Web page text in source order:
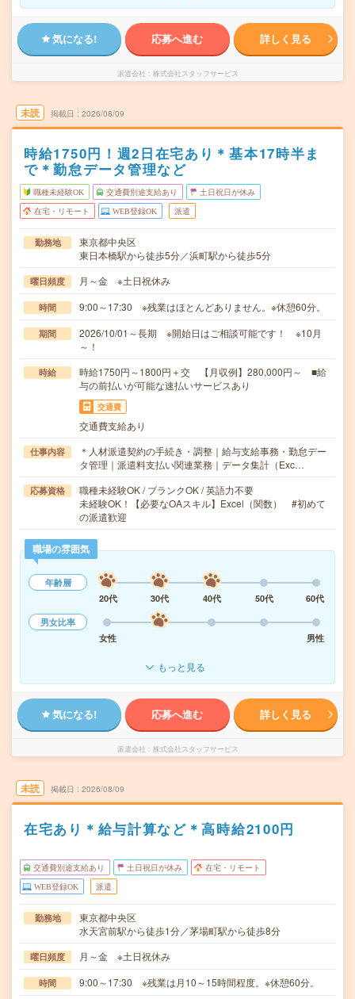
気になる! 応募へ進む 詳しく見る
派遣会社 株式会社スタッフサービス
未読 掲載日 2026/08/09
時給1750円！週2日在宅あり＊基本17時半ま
で＊勤怠データ管理など
職種未経験OK 交通費別途支給あり 土日祝日が休み
在宅・リモート WEB登録OK 派遣
勤務地
東京都中央区
東日本橋駅から徒歩5分／浜町駅から徒歩5分
曜日頻度 月～金 ※土日祝休み
時間 9:00～17:30 ※残業はほとんどありません。※休憩60分。
期間
2026/10/01～長期 ※開始日はご相談可能です！ ※10月
～！
時給
時給1750円～1800円＋交 【月収例】280,000円～ ■給
与の前払いが可能な速払いサービスあり
交通費
交通費支給あり
仕事内容
＊人材派遣契約の手続き・調整｜給与支給事務・勤怠デー
タ管理｜派遣料支払い関連業務｜データ集計（Exc…
応募資格
職種未経験OK / ブランクOK / 英語力不要
未経験OK！【必要なOAスキル】Excel（関数） #初めて
の派遣歓迎
職場の雰囲気
年齢層
20代
30代 40代 50代
60代
男女比率
女性
男性
もっと見る
気になる! 応募へ進む 詳しく見る
派遣会社 株式会社スタッフサービス
未読 掲載日 2026/08/09
在宅あり＊給与計算など＊高時給2100円
交通費別途支給あり 土日祝日が休み 在宅・リモート
WEB登録OK 派遣
勤務地
東京都中央区
水天宮前駅から徒歩1分／茅場町駅から徒歩8分
曜日頻度 月～金 ※土日祝休み
時間 9:00～17:30 ※残業は月10～15時間程度。※休憩60分。